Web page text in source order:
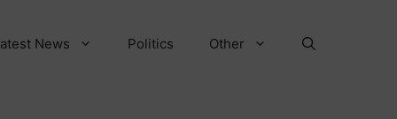
News Politics Other